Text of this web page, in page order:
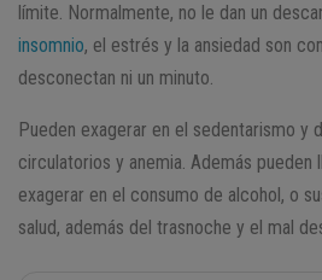
límite. Normalmente, no le dan un
insomnio, el estrés y la ansiedad son
desconectan ni un minuto.
Pueden exagerar en el sedentarismo y
circulatorios y anemia. Además pueden
exagerar en el consumo de alcohol, o
salud, además del trasnoche y el mal